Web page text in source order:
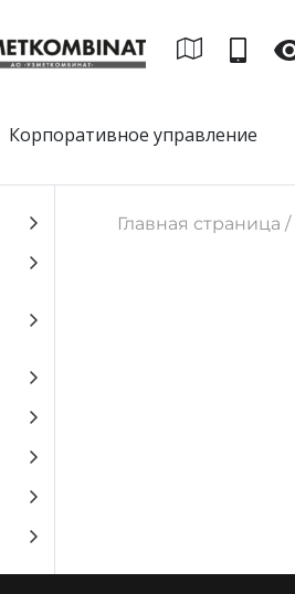
Корпоративное управление
Главная страница /